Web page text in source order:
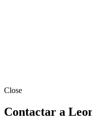
Close
Contactar a